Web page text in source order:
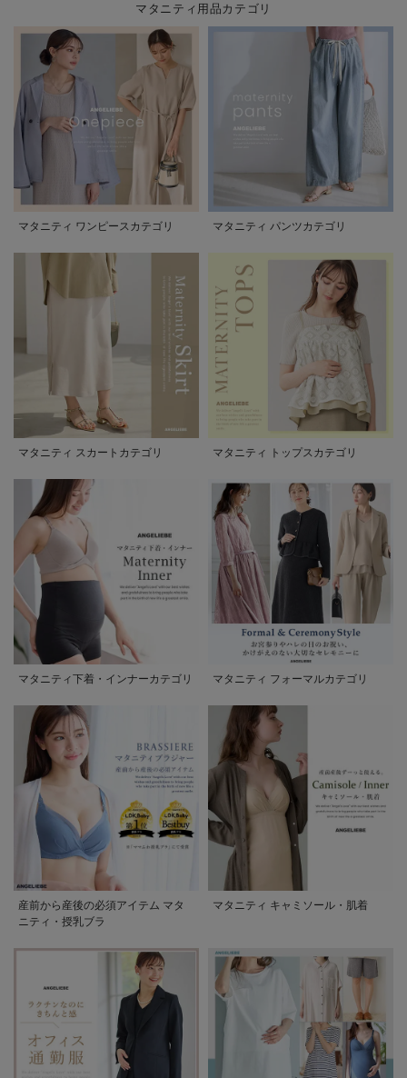
マタニティ用品カテゴリ
マタニティ ワンピースカテゴリ マタニティ パンツカテゴリ
マタニティ スカートカテゴリ マタニティ トップスカテゴリ
マタニティ下着・インナーカテゴリ マタニティ フォーマルカテゴリ
産前から産後の必須アイテム マタ
ニティ・授乳ブラ
マタニティ キャミソール・肌着